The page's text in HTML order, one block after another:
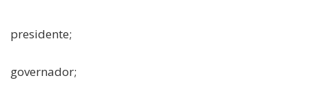
presidente;
governador;